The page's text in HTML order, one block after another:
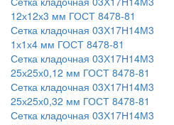
12х12х3 мм ГОСТ 8478-81
Сетка кладочная 03Х17Н14М3
1х1х4 мм ГОСТ 8478-81
Сетка кладочная 03Х17Н14М3
25х25х0,12 мм ГОСТ 8478-81
Сетка кладочная 03Х17Н14М3
25х25х0,32 мм ГОСТ 8478-81
Сетка кладочная 03Х17Н14М3